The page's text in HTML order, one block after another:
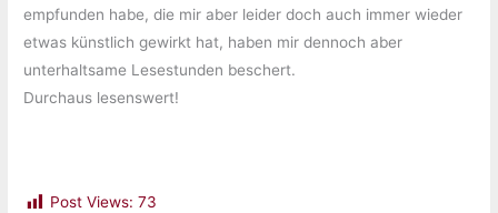
empfunden habe, die mir aber leider doch auch immer wieder
etwas künstlich gewirkt hat, haben mir dennoch aber
unterhaltsame Lesestunden beschert.
Durchaus lesenswert!
Post Views: 73